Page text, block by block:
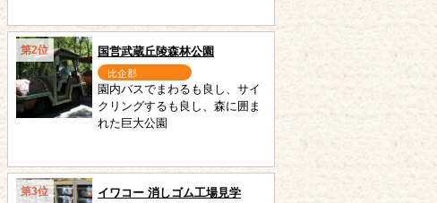
第2位 国営武蔵丘陵森林公園
比企郡
園内バスでまわるも良し、サイ
クリングするも良し、森に囲ま
れた巨大公園
第3位 イワコー 消しゴム工場見学